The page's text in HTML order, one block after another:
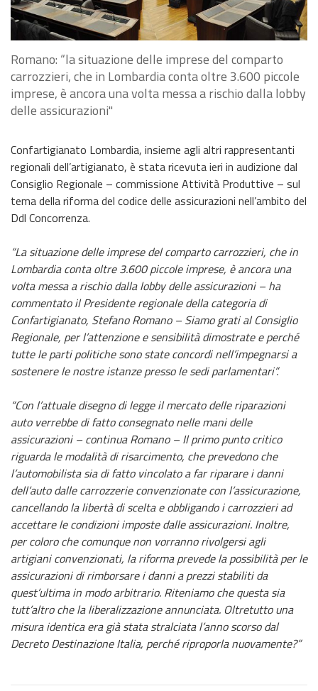
Romano: “la situazione delle imprese del comparto
carrozzieri, che in Lombardia conta oltre 3.600 piccole
imprese, è ancora una volta messa a rischio dalla lobby
delle assicurazioni"
Confartigianato Lombardia, insieme agli altri rappresentanti
regionali dell’artigianato, è stata ricevuta ieri in audizione dal
Consiglio Regionale – commissione Attività Produttive – sul
tema della riforma del codice delle assicurazioni nell’ambito del
Ddl Concorrenza.
“La situazione delle imprese del comparto carrozzieri, che in
Lombardia conta oltre 3.600 piccole imprese, è ancora una
volta messa a rischio dalla lobby delle assicurazioni – ha
commentato il Presidente regionale della categoria di
Confartigianato, Stefano Romano – Siamo grati al Consiglio
Regionale, per l’attenzione e sensibilità dimostrate e perché
tutte le parti politiche sono state concordi nell’impegnarsi a
sostenere le nostre istanze presso le sedi parlamentari”.
“Con l’attuale disegno di legge il mercato delle riparazioni
auto verrebbe di fatto consegnato nelle mani delle
assicurazioni – continua Romano – Il primo punto critico
riguarda le modalità di risarcimento, che prevedono che
l’automobilista sia di fatto vincolato a far riparare i danni
dell’auto dalle carrozzerie convenzionate con l’assicurazione,
cancellando la libertà di scelta e obbligando i carrozzieri ad
accettare le condizioni imposte dalle assicurazioni. Inoltre,
per coloro che comunque non vorranno rivolgersi agli
artigiani convenzionati, la riforma prevede la possibilità per le
assicurazioni di rimborsare i danni a prezzi stabiliti da
quest’ultima in modo arbitrario. Riteniamo che questa sia
tutt’altro che la liberalizzazione annunciata. Oltretutto una
misura identica era già stata stralciata l’anno scorso dal
Decreto Destinazione Italia, perché riproporla nuovamente?”